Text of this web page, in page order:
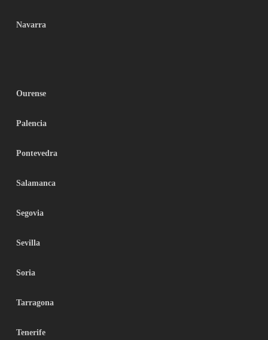
Navarra
Ourense
Palencia
Pontevedra
Salamanca
Segovia
Sevilla
Soria
Tarragona
Tenerife